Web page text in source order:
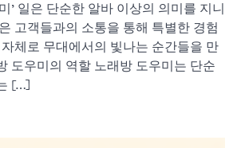
’ 일은 단순한 알바 이상의 의미를 지니
고객들과의 소통을 통해 특별한 경험
체로 무대에서의 빛나는 순간들을 만
도우미의 역할 노래방 도우미는 단순
[…]